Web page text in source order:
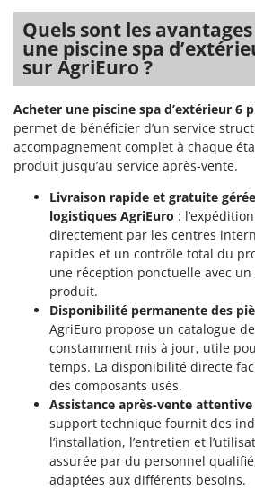
W
Waldner
Weber
WIDU
Wiper EcoRobot
Wolf Garten
Wortex
Yard Force
Zanon
Zephir
ZGrills
Zodiac
Zomax
Quels sont les
une piscine spa
sur AgriEuro ?
Acheter une piscine spa d’extérieur 6
permet de bénéficier d’un service
accompagnement complet à chaque
produit jusqu’au service après-vente.
Livraison rapide et gratuite
logistiques AgriEuro :
directement par les centres
rapides et un contrôle total du
une réception ponctuelle avec
produit.
Disponibilité permanente des
AgriEuro propose un catalogue
constamment mis à jour, utile
temps. La disponibilité directe
des composants usés.
Assistance après-vente
support technique fournit des
l’installation, l’entretien et
assurée par du personnel
adaptées aux différents besoins.